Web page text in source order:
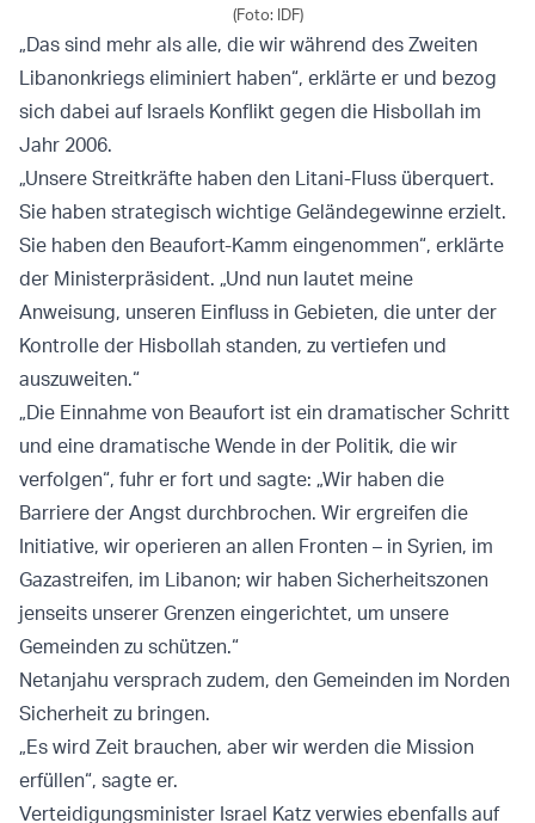
(Foto: IDF)
„Das sind mehr als alle, die wir während des Zweiten
Libanonkriegs eliminiert haben“, erklärte er und bezog
sich dabei auf Israels Konflikt gegen die Hisbollah im
Jahr 2006.
„Unsere Streitkräfte haben den Litani-Fluss überquert.
Sie haben strategisch wichtige Geländegewinne erzielt.
Sie haben den Beaufort-Kamm eingenommen“, erklärte
der Ministerpräsident. „Und nun lautet meine
Anweisung, unseren Einfluss in Gebieten, die unter der
Kontrolle der Hisbollah standen, zu vertiefen und
auszuweiten.“
„Die Einnahme von Beaufort ist ein dramatischer Schritt
und eine dramatische Wende in der Politik, die wir
verfolgen“, fuhr er fort und sagte: „Wir haben die
Barriere der Angst durchbrochen. Wir ergreifen die
Initiative, wir operieren an allen Fronten – in Syrien, im
Gazastreifen, im Libanon; wir haben Sicherheitszonen
jenseits unserer Grenzen eingerichtet, um unsere
Gemeinden zu schützen.“
Netanjahu versprach zudem, den Gemeinden im Norden
Sicherheit zu bringen.
„Es wird Zeit brauchen, aber wir werden die Mission
erfüllen“, sagte er.
Verteidigungsminister Israel Katz verwies ebenfalls auf